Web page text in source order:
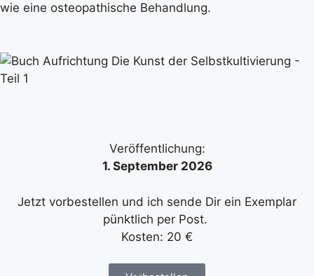
wie eine osteopathische Behandlung.
Veröffentlichung:
1. September 2026
Jetzt vorbestellen und ich sende Dir ein Exemplar
pünktlich per Post.
Kosten: 20 €